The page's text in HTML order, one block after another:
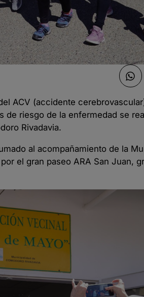
ACV (accidente
de riesgo de la enfermedad se
Rivadavia.
al acompañamiento de la
el gran paseo ARA San Juan,